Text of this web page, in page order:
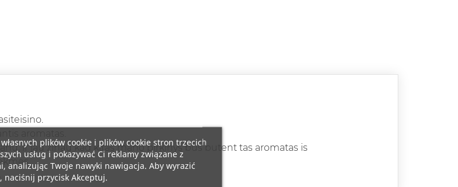
aromatas.
ir jau zinau kad kitas mano pirkinys bus butent tas aromatas is
plików cookie i plików cookie stron trzecich
usług i pokazywać Ci reklamy związane z
analizując Twoje nawyki nawigacja. Aby wyrazić
naciśnij przycisk Akceptuj.